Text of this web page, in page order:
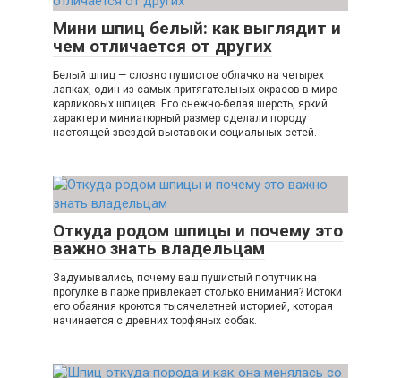
Мини шпиц белый: как выглядит и
чем отличается от других
Белый шпиц — словно пушистое облачко на четырех
лапках, один из самых притягательных окрасов в мире
карликовых шпицев. Его снежно-белая шерсть, яркий
характер и миниатюрный размер сделали породу
настоящей звездой выставок и социальных сетей.
Откуда родом шпицы и почему это
важно знать владельцам
Задумывались, почему ваш пушистый попутчик на
прогулке в парке привлекает столько внимания? Истоки
его обаяния кроются тысячелетней историей, которая
начинается с древних торфяных собак.